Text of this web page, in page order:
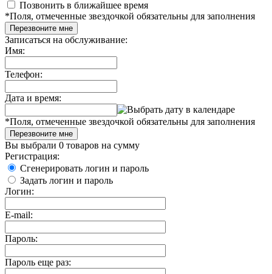
Позвонить в ближайшее время
*Поля, отмеченные звездочкой обязательны для заполнения
Перезвоните мне
Записаться на обслуживание:
Имя:
Телефон:
Дата и время:
*Поля, отмеченные звездочкой обязательны для заполнения
Перезвоните мне
Вы выбрали 0 товаров на сумму
Регистрация:
Сгенерировать логин и пароль
Задать логин и пароль
Логин:
E-mail:
Пароль:
Пароль еще раз: